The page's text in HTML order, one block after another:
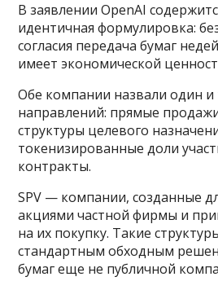
В заявлении OpenAI
идентичная формулировка:
согласия передача бумаг
имеет экономической
Обе компании назвали один и
направлений: прямые
структуры целевого
токенизированные доли
контракты.
SPV — компании, созданные
акциями частной фирмы и
на их покупку. Такие
стандартным обходным
бумаг еще не публичной